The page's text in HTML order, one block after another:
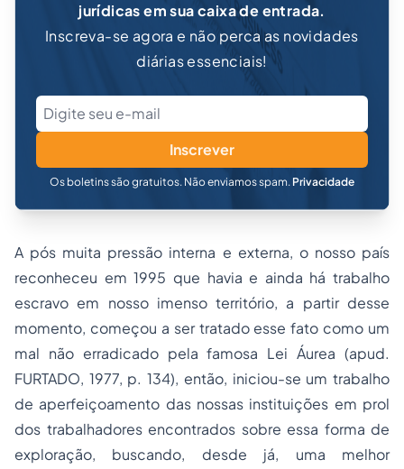
jurídicas em sua caixa de entrada.
Inscreva-se agora e não perca as novidades
diárias essenciais!
Inscrever
Os boletins são gratuitos. Não enviamos spam. Privacidade
A pós muita pressão interna e externa, o nosso país
reconheceu em 1995 que havia e ainda há trabalho
escravo em nosso imenso território, a partir desse
momento, começou a ser tratado esse fato como um
mal não erradicado pela famosa Lei Áurea (apud.
FURTADO, 1977, p. 134), então, iniciou-se um trabalho
de aperfeiçoamento das nossas instituições em prol
dos trabalhadores encontrados sobre essa forma de
exploração, buscando, desde já, uma melhor